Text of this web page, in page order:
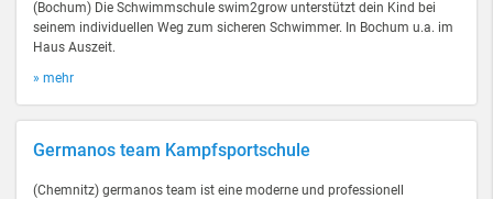
(Bochum) Die Schwimmschule swim2grow unterstützt dein Kind bei
seinem individuellen Weg zum sicheren Schwimmer. In Bochum u.a. im
Haus Auszeit.
» mehr
Germanos team Kampfsportschule
(Chemnitz) germanos team ist eine moderne und professionell